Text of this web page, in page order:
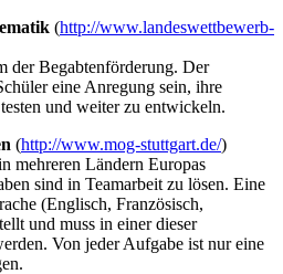
(http://www.landeswettbewerb-
der Begabtenförderung. Der
eine Anregung sein, ihre
und weiter zu entwickeln.
(http://www.mog-stuttgart.de/)
mehreren Ländern Europas
sind in Teamarbeit zu lösen. Eine
(Englisch, Französisch,
und muss in einer dieser
Von jeder Aufgabe ist nur eine